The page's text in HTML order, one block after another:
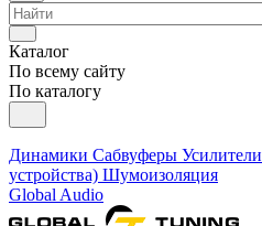
Каталог
По всему сайту
По каталогу
Динамики Сабвуферы Усилители
устройства) Шумоизоляция
Global Audio